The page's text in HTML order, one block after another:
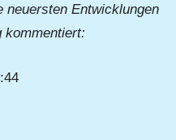
neuersten Entwicklungen
kommentiert: